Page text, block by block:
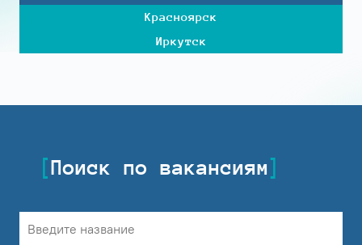
Красноярск
Иркутск
Поиск по вакансиям